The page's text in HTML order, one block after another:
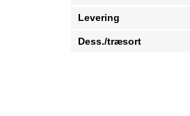
Levering
Dess./træsort